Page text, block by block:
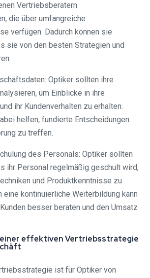
Vertriebsberatern
die über umfangreiche
verfügen. Dadurch können sie
sie von den besten Strategien und
Optiker sollten ihre
um Einblicke in ihre
ihr Kundenverhalten zu erhalten.
helfen, fundierte Entscheidungen
zu treffen.
des Personals: Optiker sollten
ihr Personal regelmäßig geschult wird,
und Produktkenntnisse zu
eine kontinuierliche Weiterbildung kann
besser beraten und den Umsatz
effektiven Vertriebsstrategie
ist für Optiker von